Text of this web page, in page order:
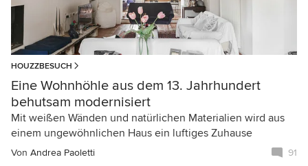
HOUZZBESUCH
Eine Wohnhöhle aus dem 13. Jahrhundert
behutsam modernisiert
Mit weißen Wänden und natürlichen Materialien wird aus
einem ungewöhnlichen Haus ein luftiges Zuhause
Von Andrea Paoletti 91